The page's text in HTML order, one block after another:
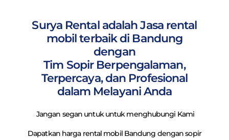
Surya Rental adalah Jasa rental
mobil terbaik di Bandung
dengan
Tim Sopir Berpengalaman,
Terpercaya, dan Profesional
dalam Melayani Anda
Jangan segan untuk untuk menghubungi Kami
Dapatkan harga rental mobil Bandung dengan sopir